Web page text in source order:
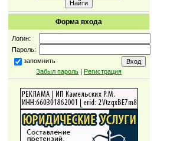
Форма входа
Логин:
Пароль:
запомнить
Забыл пароль | Регистрация